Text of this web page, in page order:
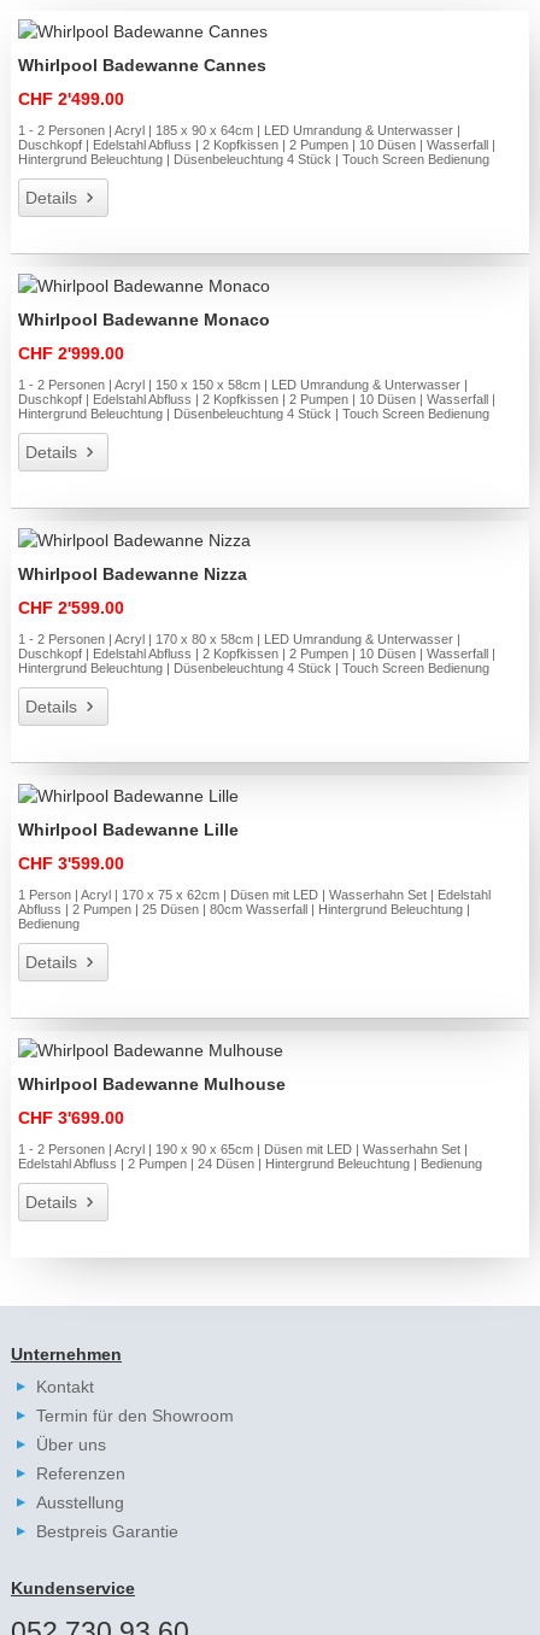
Whirlpool Badewanne Cannes
CHF 2'499.00
1 - 2 Personen | Acryl | 185 x 90 x 64cm | LED Umrandung & Unterwasser |
Duschkopf | Edelstahl Abfluss | 2 Kopfkissen | 2 Pumpen | 10 Düsen | Wasserfall |
Hintergrund Beleuchtung | Düsenbeleuchtung 4 Stück | Touch Screen Bedienung
Details
Whirlpool Badewanne Monaco
CHF 2'999.00
1 - 2 Personen | Acryl | 150 x 150 x 58cm | LED Umrandung & Unterwasser |
Duschkopf | Edelstahl Abfluss | 2 Kopfkissen | 2 Pumpen | 10 Düsen | Wasserfall |
Hintergrund Beleuchtung | Düsenbeleuchtung 4 Stück | Touch Screen Bedienung
Details
Whirlpool Badewanne Nizza
CHF 2'599.00
1 - 2 Personen | Acryl | 170 x 80 x 58cm | LED Umrandung & Unterwasser |
Duschkopf | Edelstahl Abfluss | 2 Kopfkissen | 2 Pumpen | 10 Düsen | Wasserfall |
Hintergrund Beleuchtung | Düsenbeleuchtung 4 Stück | Touch Screen Bedienung
Details
Whirlpool Badewanne Lille
CHF 3'599.00
1 Person | Acryl | 170 x 75 x 62cm | Düsen mit LED | Wasserhahn Set | Edelstahl
Abfluss | 2 Pumpen | 25 Düsen | 80cm Wasserfall | Hintergrund Beleuchtung |
Bedienung
Details
Whirlpool Badewanne Mulhouse
CHF 3'699.00
1 - 2 Personen | Acryl | 190 x 90 x 65cm | Düsen mit LED | Wasserhahn Set |
Edelstahl Abfluss | 2 Pumpen | 24 Düsen | Hintergrund Beleuchtung | Bedienung
Details
Unternehmen
Kontakt
Termin für den Showroom
Über uns
Referenzen
Ausstellung
Bestpreis Garantie
Kundenservice